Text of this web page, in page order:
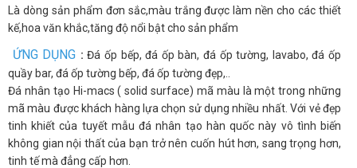
Là dòng sản phẩm đơn sắc,màu trắng được làm nền cho các thiết
kế,hoa văn khắc,tăng độ nổi bật cho sản phẩm
ỨNG DỤNG : Đá ốp bếp, đá ốp bàn, đá ốp tường, lavabo, đá ốp
quầy bar, đá ốp tường bếp, đá ốp tường đẹp,..
Đá nhân tạo Hi-macs ( solid surface) mã màu là một trong những
mã màu được khách hàng lựa chọn sử dụng nhiều nhất. Với vẻ đẹp
tinh khiết của tuyết mẫu đá nhân tạo hàn quốc này vô tình biến
không gian nội thất của bạn trở nên cuốn hút hơn, sang trọng hơn,
tinh tế mà đẳng cấp hơn.